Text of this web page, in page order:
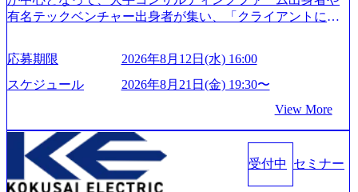
する取り組みが充実している。 2026年8月13日(木) 19:00～2
0:30予定 2026年8月7日(金) 16:00 コンサル業界の動向や業務
界セミナーを実施しています。 ●前回開催時のアンケート
ージのぼんやりしていた部分が明確になりました」「業界
の全体感や実際に働いていらっしゃる方の体感的なお話を
ため、在職中の方も有給を取得することなく、現職への配
慮なくご参加いただけます。帰省先からのオンライン参加
旅行事業の内容とビジネスモデル/今後の構想・事業展開/入
社後のキャリアパス ・質疑応答(20分) オンライン (Google M
eet) ・営業・マーケティングなど、ビジネスサイドでのキャ
リアを検討されている方 ・転職を具体的に決めてはいない
が、情報収集を進めたい段階の方 ・東京・大阪での勤務を
希望される方
有名テックベンチャー出身者が集い、「クライアントにと
い」という想いの下で立ち上げた新鋭ファーム テクノロジ
ーがビジネスの成功に大きな影響力を持つDX時代におい
て、20年以上にわたってFintech業界を中心に最先端テクノ
つ、あらゆる業種・業界のクライアントの企業価値の最大
化を支援するために、戦略策定、組織改革、人材育成、業
務改善、実行支援などのコンサルティングサービスを一気
通貫で提供するのが特徴（いわゆる総合コンサルティング
ファーム） 社名の由来は”DXエリアにSpir（槍）を指して
応募期限
2026年8月12日(水) 16:00
スケジュール
2026年8月21日(金) 19:30〜
View More
受付中 セミナー